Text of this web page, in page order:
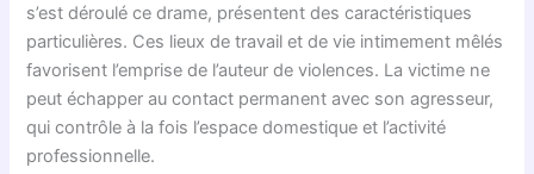
s’est déroulé ce drame, présentent des caractéristiques
particulières. Ces lieux de travail et de vie intimement mêlés
favorisent l’emprise de l’auteur de violences. La victime ne
peut échapper au contact permanent avec son agresseur,
qui contrôle à la fois l’espace domestique et l’activité
professionnelle.